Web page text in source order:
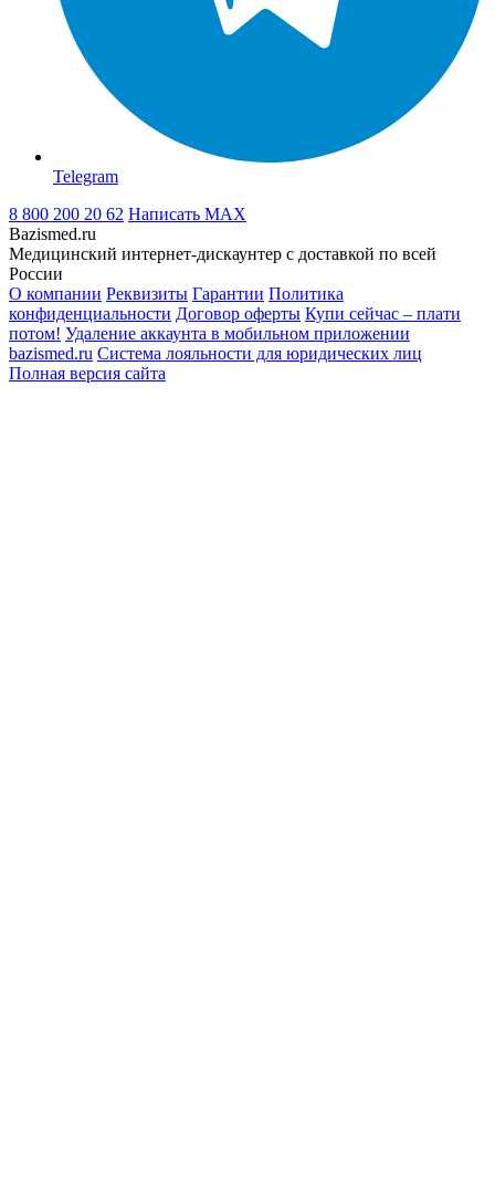
Telegram
8 800 200 20 62 Написать MAX
Bazismed.ru
Медицинский интернет-дискаунтер с доставкой по всей
России
О компании Реквизиты Гарантии Политика
конфиденциальности Договор оферты Купи сейчас – плати
потом! Удаление аккаунта в мобильном приложении
bazismed.ru Система лояльности для юридических лиц
Полная версия сайта